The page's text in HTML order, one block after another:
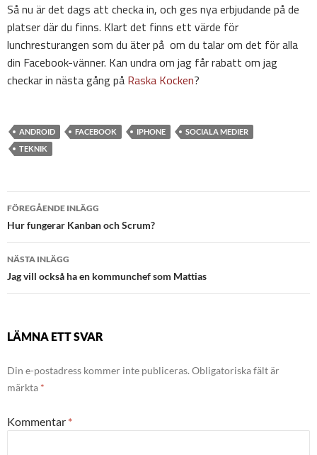
Så nu är det dags att checka in, och ges nya erbjudande på de
platser där du finns. Klart det finns ett värde för
lunchresturangen som du äter på om du talar om det för alla
din Facebook-vänner. Kan undra om jag får rabatt om jag
checkar in nästa gång på Raska Kocken?
ANDROID FACEBOOK IPHONE
SOCIALA MEDIER
TEKNIK
Inläggsnavigering
FÖREGÅENDE INLÄGG
Hur fungerar Kanban och Scrum?
NÄSTA INLÄGG
Jag vill också ha en kommunchef som Mattias
LÄMNA ETT SVAR
Din e-postadress kommer inte publiceras. Obligatoriska fält är
märkta *
Kommentar *